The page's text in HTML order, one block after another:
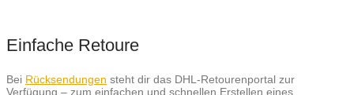
Einfache Retoure
Bei Rücksendungen steht dir das DHL-Retourenportal zur
Verfügung – zum einfachen und schnellen Erstellen eines